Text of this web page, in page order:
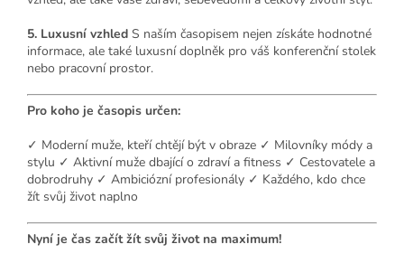
5. Luxusní vzhled S naším časopisem nejen získáte hodnotné
informace, ale také luxusní doplněk pro váš konferenční stolek
nebo pracovní prostor.
Pro koho je časopis určen:
✓ Moderní muže, kteří chtějí být v obraze ✓ Milovníky módy a
stylu ✓ Aktivní muže dbající o zdraví a fitness ✓ Cestovatele a
dobrodruhy ✓ Ambiciózní profesionály ✓ Každého, kdo chce
žít svůj život naplno
Nyní je čas začít žít svůj život na maximum!